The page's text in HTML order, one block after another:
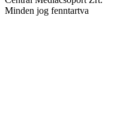
Minden jog fenntartva